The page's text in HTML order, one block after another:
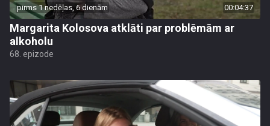
pirms 1 nedēļas, 6 dienām 00:04:37
Margarita Kolosova atklāti par problēmām ar
alkoholu
68. epizode